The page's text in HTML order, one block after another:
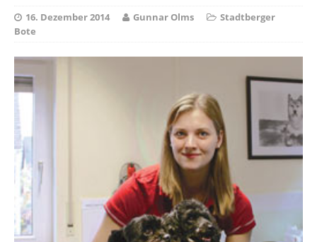
16. Dezember 2014 Gunnar Olms
Stadtberger
Bote